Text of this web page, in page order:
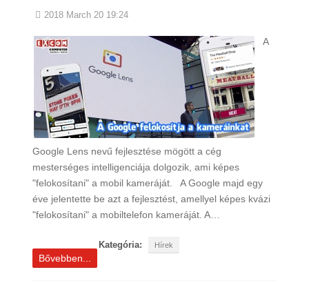
2018 March 20 19:24
A
Google Lens nevű fejlesztése mögött a cég
mesterséges intelligenciája dolgozik, ami képes
"felokosítani" a mobil kameráját. A Google majd egy
éve jelentette be azt a fejlesztést, amellyel képes kvázi
"felokosítani" a mobiltelefon kameráját. A…
Kategória: Hírek
Bővebben...